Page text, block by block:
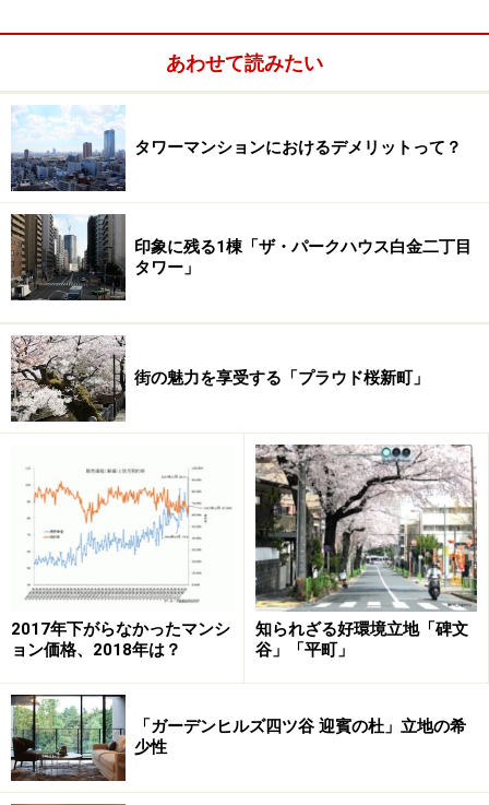
構造は、住宅性能表示制度における＜耐震性＞最上ラン
クの「免震」。階高は基準階3.41m（最上階3.61m）を確
保し、2.7m（最上階2.85m）もの天井高を実現した。こ
れだけでも十分ハイクオリティマンションであるが、注
目すべきは資産価値と連動しやすい「外観」と「エント
ランス」である。
ガラスと天然の割り肌調コンクリートとで構成された外
観は、シンメトリな意匠で、見るものに重厚感と洗練さ
れたイメージを与える。さらに、プレキャスト工法の利
点を生かし、大きなガラス面とのサイズを統一的に規則
性を持たせ、安定感を思わせるシンボリックで（ガラス
カーテンウォールでは出しにくい）邸宅感を醸し出すタ
あわせて読みたい
タワーマンションにおけるデメリットって？
印象に残る1棟「ザ・パークハウス白金二丁目
タワー」
街の魅力を享受する「プラウド桜新町」
2017年下がらなかったマンシ
ョン価格、2018年は？
知られざる好環境立地「碑文
谷」「平町」
「ガーデンヒルズ四ツ谷 迎賓の杜」立地の希
少性